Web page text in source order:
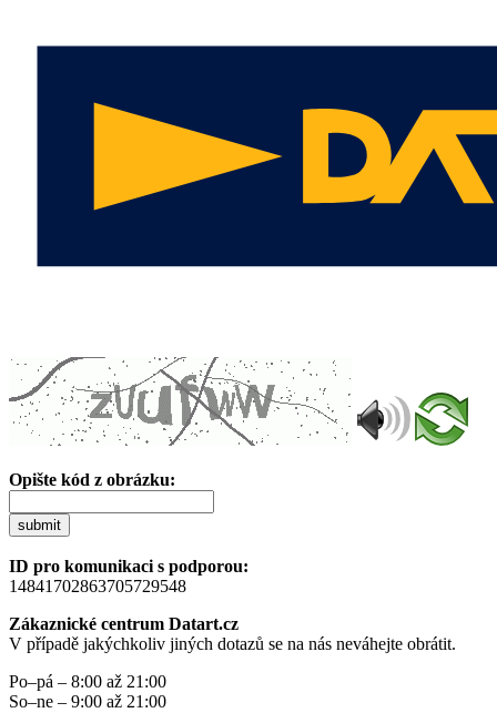
Opište kód z obrázku:
submit
ID pro komunikaci s podporou:
14841702863705729548
Zákaznické centrum Datart.cz
V případě jakýchkoliv jiných dotazů se na nás neváhejte obrátit.
Po–pá – 8:00 až 21:00
So–ne – 9:00 až 21:00